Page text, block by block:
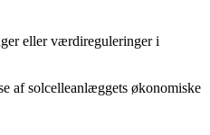
eller værdireguleringer i
af solcelleanlæggets økonomiske